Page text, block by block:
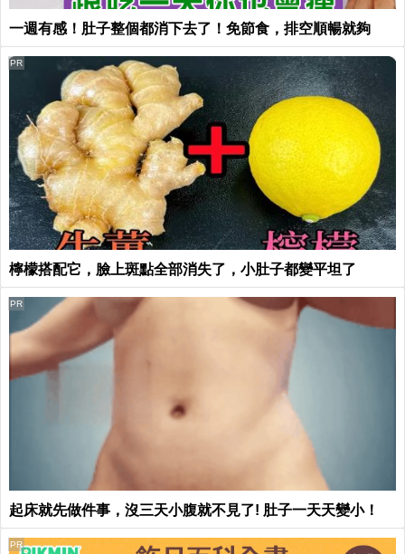
一週有感！肚子整個都消下去了！免節食，排空順暢就夠
檸檬搭配它，臉上斑點全部消失了，小肚子都變平坦了
PR
起床就先做件事，沒三天小腹就不見了! 肚子一天天變小！
PR
PR